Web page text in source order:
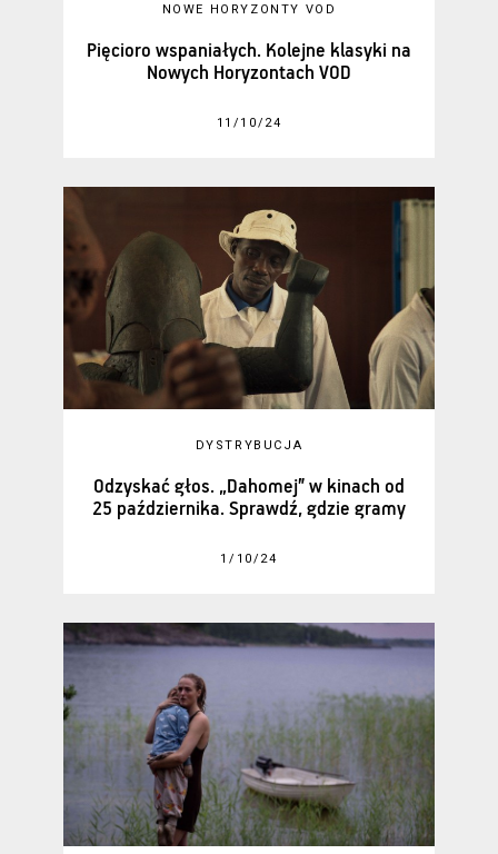
NOWE HORYZONTY VOD
Pięcioro wspaniałych. Kolejne klasyki na
Nowych Horyzontach VOD
11/10/24
DYSTRYBUCJA
Odzyskać głos. „Dahomej” w kinach od
25 października. Sprawdź, gdzie gramy
1/10/24